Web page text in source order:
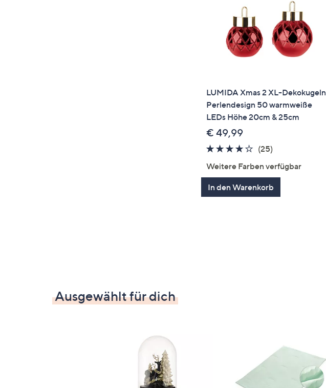
LUMIDA Xmas 2 XL-Dekokugeln
Perlendesign 50 warmweiße
LEDs Höhe 20cm & 25cm
€ 49,99
3.8
(25)25
Weitere Farben verfügbar
In den Warenkorb
Ausgewählt für dich